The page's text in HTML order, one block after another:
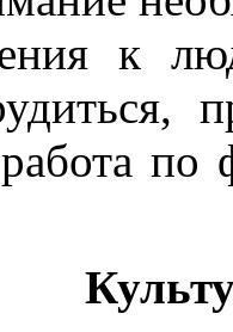
к
по